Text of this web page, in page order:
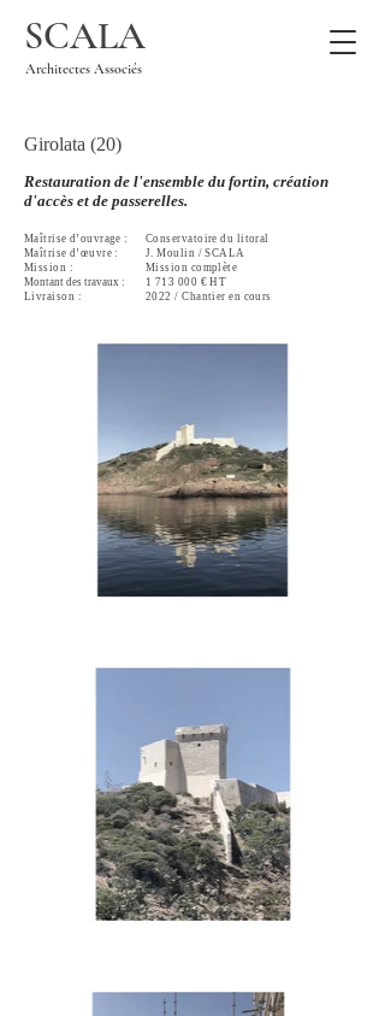
SCALA
Architectes Associés
Girolata (20)
Restauration de l'ensemble du fortin, création
d'accès et de passerelles.
Maîtrise d’ouvrage :
Maîtrise d’œuvre :
Mission :
Montant des travaux :
Livraison :
Conservatoire du litoral
J. Moulin / SCALA
Mission complète
1 713 000 € HT
2022 / Chantier en cours